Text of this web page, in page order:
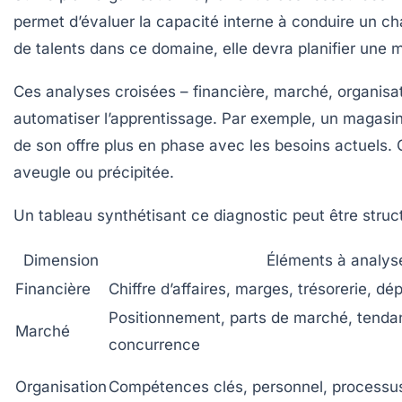
permet d’évaluer la capacité interne à conduire un
de talents dans ce domaine, elle devra planifier une
Ces analyses croisées – financière, marché,
automatiser l’apprentissage. Par exemple, un
de son offre plus en phase avec les besoins
aveugle ou précipitée.
Un tableau synthétisant ce diagnostic peut être
Dimension
Éléments à
Financière
Chiffre d’affaires, marges, trésorerie,
Marché
Positionnement, parts de marché,
concurrence
Organisation Compétences clés, personnel,